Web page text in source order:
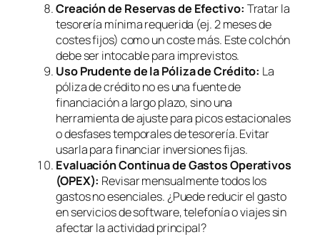
Creación de Reservas de Efectivo: Tratar la
tesorería mínima requerida (ej. 2 meses de
costes fijos) como un coste más. Este colchón
debe ser intocable para imprevistos.
Uso Prudente de la Póliza de Crédito: La
póliza de crédito no es una fuente de
financiación a largo plazo, sino una
herramienta de ajuste para picos estacionales
o desfases temporales de tesorería. Evitar
usarla para financiar inversiones fijas.
Evaluación Continua de Gastos Operativos
(OPEX): Revisar mensualmente todos los
gastos no esenciales. ¿Puede reducir el gasto
en servicios desoftware, telefonía o viajes sin
afectar la actividad principal?